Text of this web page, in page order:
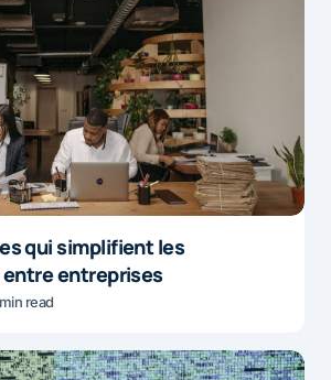
qui simplifient les
entreprises
read